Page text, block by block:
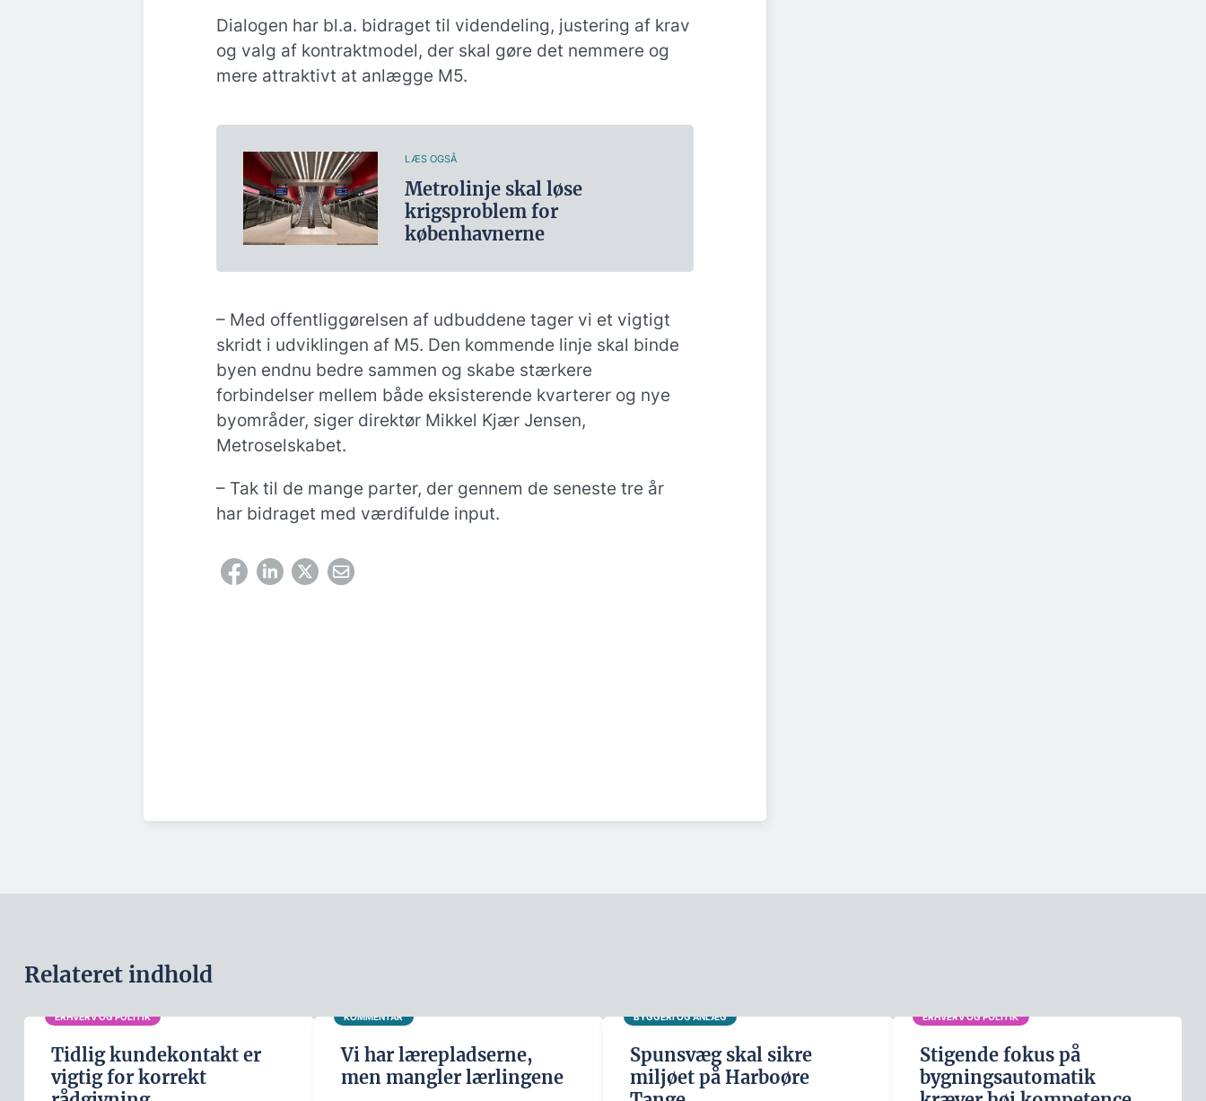
Dialogen har bl.a. bidraget til videndeling, justering af krav
og valg af kontraktmodel, der skal gøre det nemmere og
mere attraktivt at anlægge M5.
LÆS OGSÅ
Metrolinje skal løse
krigsproblem for
københavnerne
– Med offentliggørelsen af udbuddene tager vi et vigtigt
skridt i udviklingen af M5. Den kommende linje skal binde
byen endnu bedre sammen og skabe stærkere
forbindelser mellem både eksisterende kvarterer og nye
byområder, siger direktør Mikkel Kjær Jensen,
Metroselskabet.
– Tak til de mange parter, der gennem de seneste tre år
har bidraget med værdifulde input.
Relateret indhold
ERHVERV OG POLITIK
Tidlig kundekontakt er
vigtig for korrekt
KOMMENTAR
Vi har lærepladserne,
men mangler lærlingene
BYGGERI OG ANLÆG
Spunsvæg skal sikre
miljøet på Harboøre
ERHVERV OG POLITIK
Stigende fokus på
bygningsautomatik